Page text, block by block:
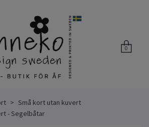
0
Små kort utan kuvert
- Segelbåtar